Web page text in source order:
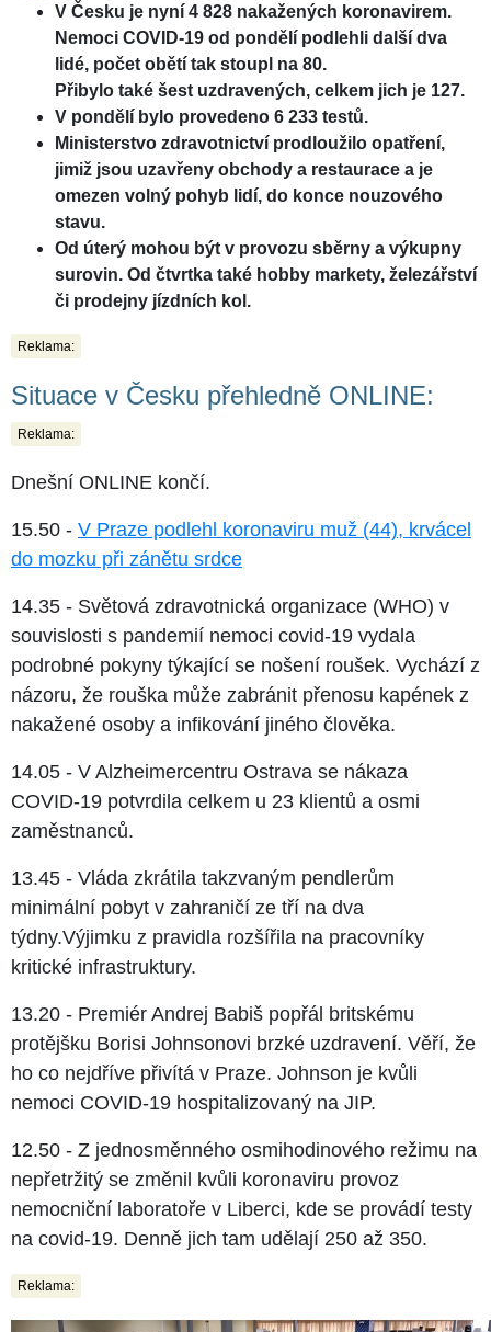
V Česku je nyní 4 828 nakažených koronavirem.
Nemoci COVID-19 od pondělí podlehli další dva
lidé, počet obětí tak stoupl na 80.
Přibylo také šest uzdravených, celkem jich je 127.
V pondělí bylo provedeno 6 233 testů.
Ministerstvo zdravotnictví prodloužilo opatření,
jimiž jsou uzavřeny obchody a restaurace a je
omezen volný pohyb lidí, do konce nouzového
stavu.
Od úterý mohou být v provozu sběrny a výkupny
surovin. Od čtvrtka také hobby markety, železářství
či prodejny jízdních kol.
Reklama:
Situace v Česku přehledně ONLINE:
Reklama:
Dnešní ONLINE končí.
15.50 - V Praze podlehl koronaviru muž (44), krvácel
do mozku při zánětu srdce
14.35 - Světová zdravotnická organizace (WHO) v
souvislosti s pandemií nemoci covid-19 vydala
podrobné pokyny týkající se nošení roušek. Vychází z
názoru, že rouška může zabránit přenosu kapének z
nakažené osoby a infikování jiného člověka.
14.05 - V Alzheimercentru Ostrava se nákaza
COVID-19 potvrdila celkem u 23 klientů a osmi
zaměstnanců.
13.45 - Vláda zkrátila takzvaným pendlerům
minimální pobyt v zahraničí ze tří na dva
týdny.Výjimku z pravidla rozšířila na pracovníky
kritické infrastruktury.
13.20 - Premiér Andrej Babiš popřál britskému
protějšku Borisi Johnsonovi brzké uzdravení. Věří, že
ho co nejdříve přivítá v Praze. Johnson je kvůli
nemoci COVID-19 hospitalizovaný na JIP.
12.50 - Z jednosměnného osmihodinového režimu na
nepřetržitý se změnil kvůli koronaviru provoz
nemocniční laboratoře v Liberci, kde se provádí testy
na covid-19. Denně jich tam udělají 250 až 350.
Reklama: